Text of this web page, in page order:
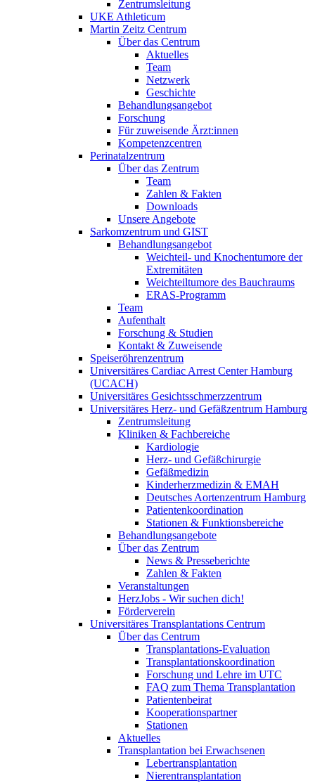
Zentrumsleitung
UKE Athleticum
Martin Zeitz Centrum
Über das Centrum
Aktuelles
Team
Netzwerk
Geschichte
Behandlungsangebot
Forschung
Für zuweisende Ärzt:innen
Kompetenzcentren
Perinatalzentrum
Über das Zentrum
Team
Zahlen & Fakten
Downloads
Unsere Angebote
Sarkomzentrum und GIST
Behandlungsangebot
Weichteil- und Knochentumore der
Extremitäten
Weichteiltumore des Bauchraums
ERAS-Programm
Team
Aufenthalt
Forschung & Studien
Kontakt & Zuweisende
Speiseröhrenzentrum
Universitäres Cardiac Arrest Center Hamburg
(UCACH)
Universitäres Gesichtsschmerzzentrum
Universitäres Herz- und Gefäßzentrum Hamburg
Zentrumsleitung
Kliniken & Fachbereiche
Kardiologie
Herz- und Gefäßchirurgie
Gefäßmedizin
Kinderherzmedizin & EMAH
Deutsches Aortenzentrum Hamburg
Patientenkoordination
Stationen & Funktionsbereiche
Behandlungsangebote
Über das Zentrum
News & Presseberichte
Zahlen & Fakten
Veranstaltungen
HerzJobs - Wir suchen dich!
Förderverein
Universitäres Transplantations Centrum
Über das Centrum
Transplantations-Evaluation
Transplantationskoordination
Forschung und Lehre im UTC
FAQ zum Thema Transplantation
Patientenbeirat
Kooperationspartner
Stationen
Aktuelles
Transplantation bei Erwachsenen
Lebertransplantation
Nierentransplantation